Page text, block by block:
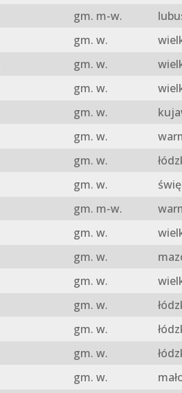
gm. m-w.
gm. w.
gm. w.
gm. w.
gm. w.
gm. w.
gm. w.
gm. w.
gm. m-w.
gm. w.
gm. w.
gm. w.
gm. w.
gm. w.
gm. w.
gm. w.